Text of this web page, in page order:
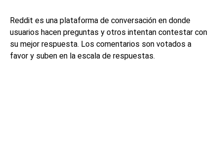
Reddit es una plataforma de conversación en donde
usuarios hacen preguntas y otros intentan contestar con
su mejor respuesta. Los comentarios son votados a
favor y suben en la escala de respuestas.